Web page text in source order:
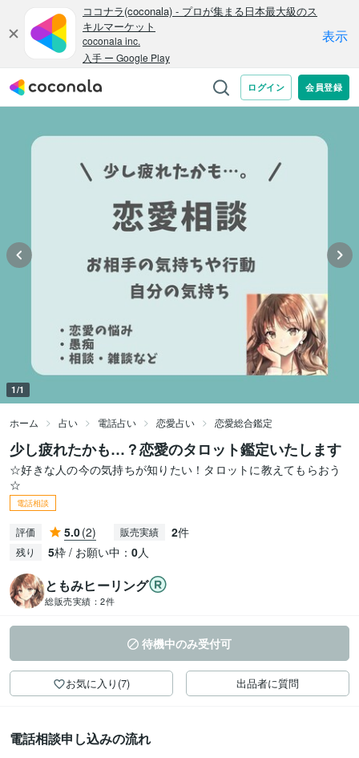
1/1
ホーム 占い 電話占い 恋愛占い 恋愛総合鑑定
少し疲れたかも…？恋愛のタロット鑑定いたします
☆好きな人の今の気持ちが知りたい！タロットに教えてもらおう
☆
電話相談
評価 5.0(2) 販売実績 2件
残り 5枠 / お願い中： 0人
ともみヒーリング
総販売実績： 2件
待機中のみ受付可
お気に入り(7) 出品者に質問
電話相談申し込みの流れ